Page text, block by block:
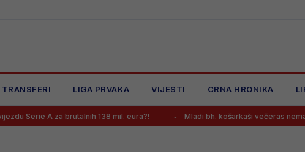
TRANSFERI LIGA PRVAKA VIJESTI CRNA HRONIKA
brutalnih 138 mil. eura?! Mladi bh. košarkaši večeras nemaju pravo na